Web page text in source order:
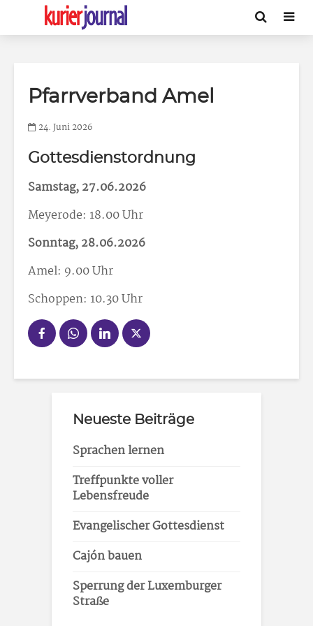
Pfarrverband Amel
24. Juni 2026
Gottesdienstordnung
Samstag, 27.06.2026
Meyerode: 18.00 Uhr
Sonntag, 28.06.2026
Amel: 9.00 Uhr
Schoppen: 10.30 Uhr
Neueste Beiträge
Sprachen lernen
Treffpunkte voller
Lebensfreude
Evangelischer Gottesdienst
Cajón bauen
Sperrung der Luxemburger
Straße